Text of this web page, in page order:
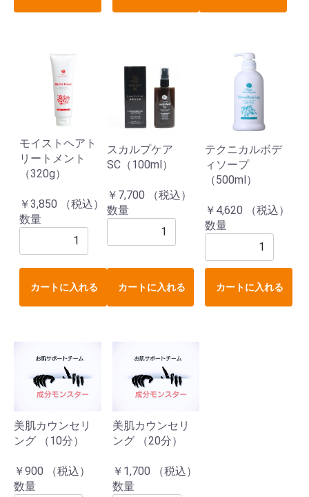
モイストヘアト
リートメント
（320g）
￥3,850 （税込）
数量
カートに入れる
スカルプケア
SC（100ml）
￥7,700 （税込）
数量
カートに入れる
テクニカルボデ
ィソープ
（500ml）
￥4,620 （税込）
数量
カートに入れる
美肌カウンセリ
ング （10分）
￥900 （税込）
数量
美肌カウンセリ
ング （20分）
￥1,700 （税込）
数量